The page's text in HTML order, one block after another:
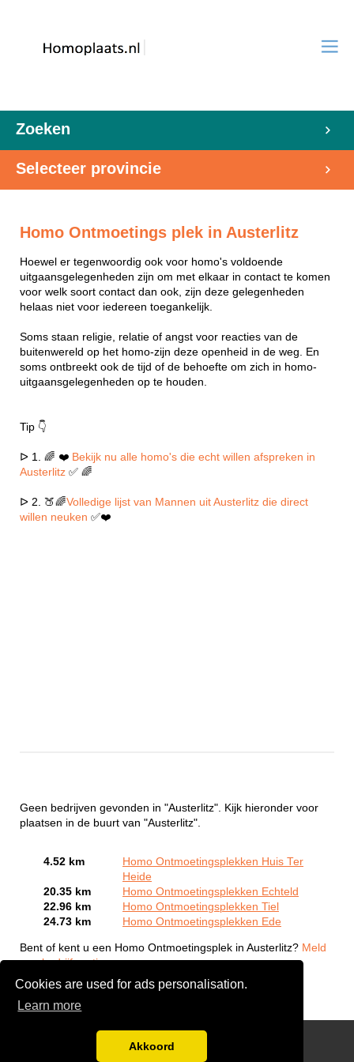
Cookies are used for ads personalisation.
Learn more
Akkoord
Zoeken
Selecteer provincie
Homo Ontmoetings plek in Austerlitz
Hoewel er tegenwoordig ook voor homo's voldoende
uitgaansgelegenheden zijn om met elkaar in contact te komen
voor welk soort contact dan ook, zijn deze gelegenheden
helaas niet voor iedereen toegankelijk.
Soms staan religie, relatie of angst voor reacties van de
buitenwereld op het homo-zijn deze openheid in de weg. En
soms ontbreekt ook de tijd of de behoefte om zich in homo-
uitgaansgelegenheden op te houden.
Tip 👇
ᐅ 1. 🌈 ❤️ Bekijk nu alle homo's die echt willen afspreken in
Austerlitz ✅ 🌈
ᐅ 2. 🍑🌈Volledige lijst van Mannen uit Austerlitz die direct
willen neuken ✅❤️
Geen bedrijven gevonden in "Austerlitz". Kijk hieronder voor
plaatsen in de buurt van "Austerlitz".
4.52 km
Homo Ontmoetingsplekken Huis Ter
Heide
20.35 km
Homo Ontmoetingsplekken Echteld
22.96 km
Homo Ontmoetingsplekken Tiel
24.73 km
Homo Ontmoetingsplekken Ede
Bent of kent u een Homo Ontmoetingsplek in Austerlitz? Meld
een bedrijf gratis aan